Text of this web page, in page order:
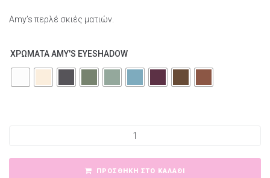
Amy’s περλέ σκιές ματιών.
ΧΡΩΜΑΤΑ AMY'S EYESHADOW
ΠΡΟΣΘΉΚΗ ΣΤΟ ΚΑΛΆΘΙ